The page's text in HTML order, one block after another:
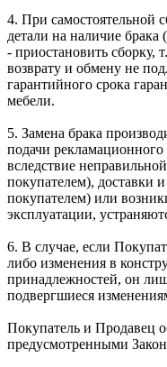
4. При самостоятельной
детали на наличие
- приостановить сборку,
возврату и обмену не
гарантийного срока
мебели.
5. Замена брака
подачи
вследствие
покупателем), доставки
покупателем) или
эксплуатации,
6. В случае, если
либо изменения в
принадлежностей, он
подвергшиеся
Покупатель и Продавец
предусмотренными